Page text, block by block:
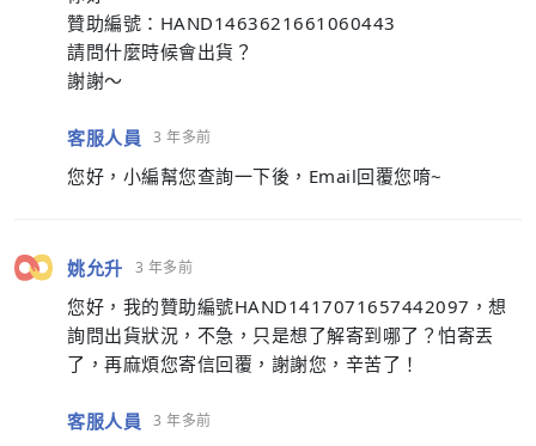
贊助編號：HAND1463621661060443
請問什麼時候會出貨？
謝謝～
客服人員 3 年多前
您好，小編幫您查詢一下後，Email回覆您唷~
姚允升 3 年多前
您好，我的贊助編號HAND1417071657442097，想
詢問出貨狀況，不急，只是想了解寄到哪了？怕寄丟
了，再麻煩您寄信回覆，謝謝您，辛苦了！
客服人員 3 年多前